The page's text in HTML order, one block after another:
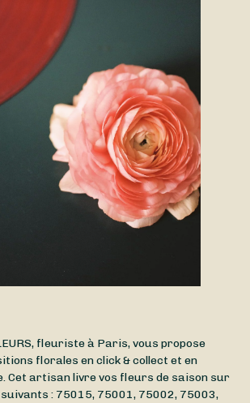
en boutique.
informer que le passage par la plate-
un paiement de 25 % du prix du
Sessile.
fleuriste à Paris, vous propose
florales en click & collect et en
Cet artisan livre vos fleurs de saison sur
: 75015, 75001, 75002, 75003,